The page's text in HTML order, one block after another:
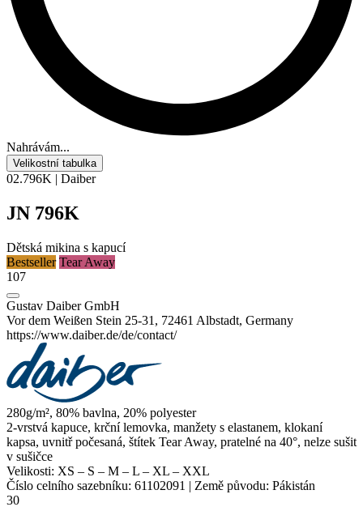
Nahrávám...
Velikostní tabulka
02.796K | Daiber
JN 796K
Dětská mikina s kapucí
Bestseller Tear Away
107
Gustav Daiber GmbH
Vor dem Weißen Stein 25-31, 72461 Albstadt, Germany
https://www.daiber.de/de/contact/
280g/m², 80% bavlna, 20% polyester
2-vrstvá kapuce, krční lemovka, manžety s elastanem, klokaní
kapsa, uvnitř počesaná, štítek Tear Away, pratelné na 40°, nelze sušit
v sušičce
Velikosti: XS – S – M – L – XL – XXL
Číslo celního sazebníku: 61102091 | Země původu: Pákistán
30